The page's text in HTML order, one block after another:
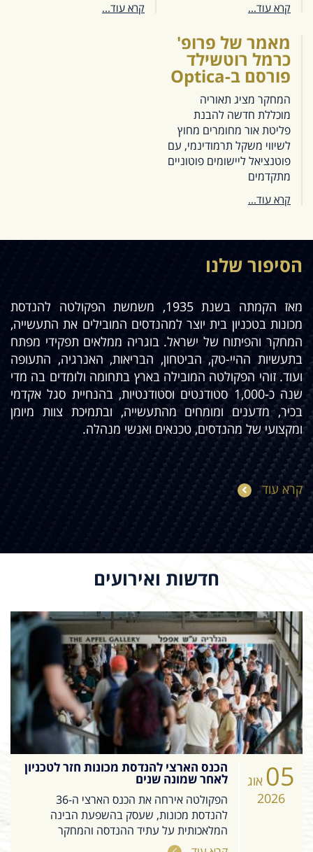
קרא עוד... קרא עוד...
מאמר של פרופ'
כרמל רוטשילד
פורסם ב-Optica
המחקר מציג תאוריה
מוכללת חדשה להבנת
פליטת אור מחומרים מחוץ
לשיווי משקל תרמודינמי, עם
פוטנציאל ליישומים פוטוניים
מתקדמים
קרא עוד...
הסיפור שלנו
מאז הקמתה בשנת 1935, משמשת הפקולטה להנדסת
מכונות בטכניון בית יוצר למהנדסים המובילים את התעשייה,
המחקר והפיתוח של ישראל. בוגריה ממלאים תפקידי מפתח
בתעשיות ההיי-טק, הביטחון, הבריאות, האנרגיה, התעופה
ועוד. זוהי הפקולטה המובילה בארץ בתחומה ולומדים בה מדי
שנה כ-1,000 סטודנטים וסטודנטיות, בהנחיית סגל אקדמי
בכיר, מדענים ומומחים מהתעשייה, ובתמיכת צוות מיומן
ומקצועי של מהנדסים, טכנאים ואנשי מנהלה.
קרא עוד
חדשות ואירועים
05 אוג
2026
הכנס הארצי להנדסת מכונות חזר לטכניון
לאחר שמונה שנים
הפקולטה אירחה את הכנס הארצי ה-36
להנדסת מכונות, שעסק בהשפעת הבינה
המלאכותית על עתיד ההנדסה והמחקר